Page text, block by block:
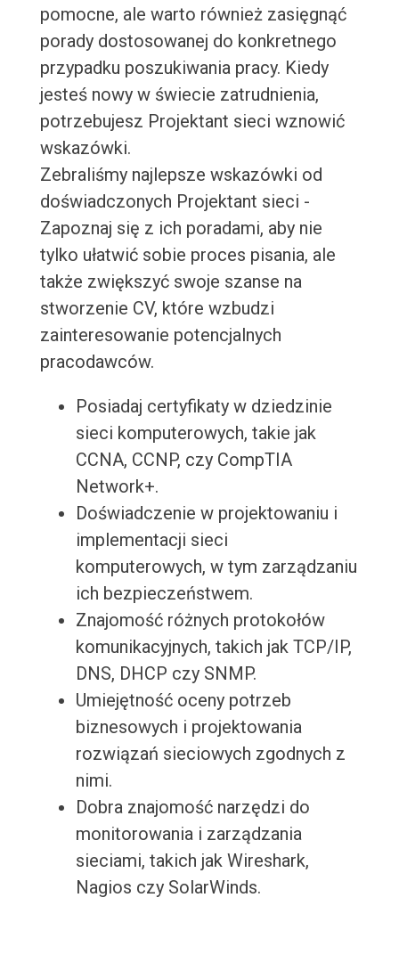
pomocne, ale warto również zasięgnąć
porady dostosowanej do konkretnego
przypadku poszukiwania pracy. Kiedy
jesteś nowy w świecie zatrudnienia,
potrzebujesz Projektant sieci wznowić
wskazówki.
Zebraliśmy najlepsze wskazówki od
doświadczonych Projektant sieci -
Zapoznaj się z ich poradami, aby nie
tylko ułatwić sobie proces pisania, ale
także zwiększyć swoje szanse na
stworzenie CV, które wzbudzi
zainteresowanie potencjalnych
pracodawców.
Posiadaj certyfikaty w dziedzinie
sieci komputerowych, takie jak
CCNA, CCNP, czy CompTIA
Network+.
Doświadczenie w projektowaniu i
implementacji sieci
komputerowych, w tym zarządzaniu
ich bezpieczeństwem.
Znajomość różnych protokołów
komunikacyjnych, takich jak TCP/IP,
DNS, DHCP czy SNMP.
Umiejętność oceny potrzeb
biznesowych i projektowania
rozwiązań sieciowych zgodnych z
nimi.
Dobra znajomość narzędzi do
monitorowania i zarządzania
sieciami, takich jak Wireshark,
Nagios czy SolarWinds.